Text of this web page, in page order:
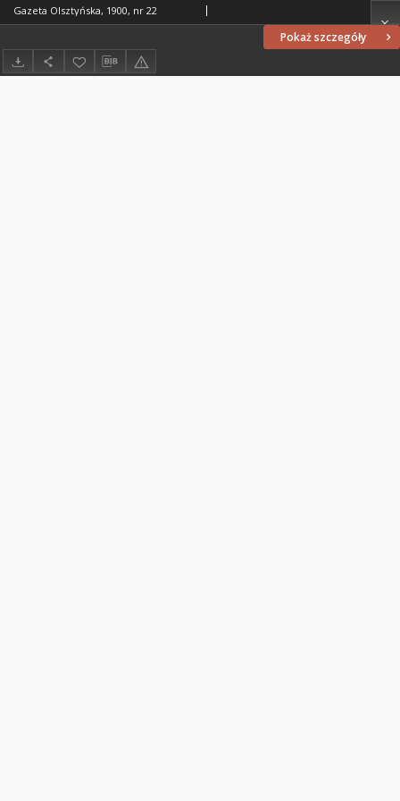
Pokaż szczegóły
Gazeta Olsztyńska, 1900, nr 22